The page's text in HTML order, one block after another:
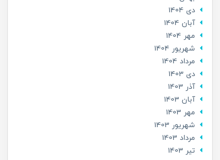
دی 1404
آبان 1404
مهر 1404
شهریور 1404
مرداد 1404
دی 1403
آذر 1403
آبان 1403
مهر 1403
شهریور 1403
مرداد 1403
تير 1403